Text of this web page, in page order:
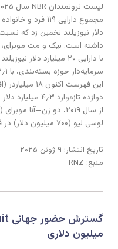
داشته است. نیک و مت موبرای،
با دارایی ۲۰ میلیارد
دوازده
لوسی لیو (۷۰۰ میلیون دلار) در فهرست اصلی قرار گرفته‌اند.
تاریخ انتشار: ۹ ژوئن ۲۰۲۵
منبع: RNZ
میلیون دلاری